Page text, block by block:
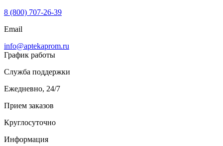
8 (800) 707-26-39
Email
info@aptekaprom.ru
График работы
Служба поддержки
Ежедневно, 24/7
Прием заказов
Круглосуточно
Информация